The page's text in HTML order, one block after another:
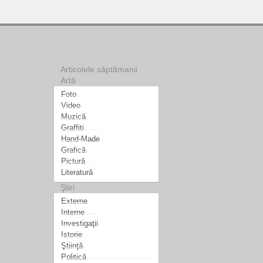
Articolele săptămanii
Artă
Foto
Video
Muzică
Graffiti
Hand-Made
Grafică
Pictură
Literatură
Ştiri
Externe
Interne
Investigaţii
Istorie
Ştiinţă
Politică